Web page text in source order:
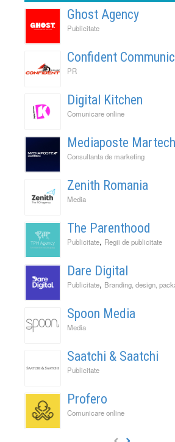
Ghost Agency
Publicitate
Confident
PR
Digital Kitchen
Comunicare online
Mediaposte Martech
Consultanta de marketing
Zenith Romania
Media
The Parenthood
Publicitate, Regii de publicitate
Dare Digital
Publicitate, Branding, design,
Spoon Media
Media
Saatchi & Saatchi
Publicitate
Profero
Comunicare online